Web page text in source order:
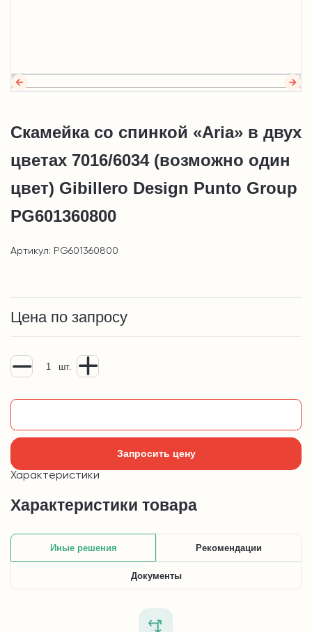
Скамейка со спинкой «Aria» в двух
цветах 7016/6034 (возможно один
цвет) Gibillero Design Punto Group
PG601360800
Артикул: PG601360800
Цена по запросу
шт.
Запросить цену
Характеристики
Характеристики товара
Иные решения Рекомендации
Документы